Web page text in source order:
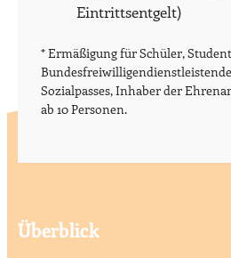
Eintrittsentgelt)
* Ermäßigung für Schüler,
Sozialpasses, Inhaber der
ab 10 Personen.
Überblick